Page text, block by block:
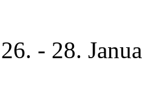
- 28.